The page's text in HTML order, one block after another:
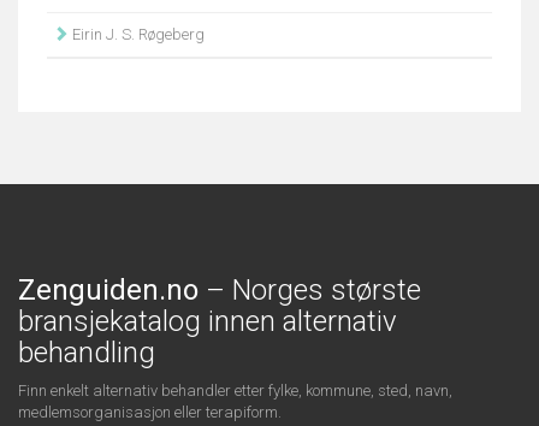
Eirin J. S. Røgeberg
Zenguiden.no – Norges største
bransjekatalog innen alternativ
behandling
Finn enkelt alternativ behandler etter fylke, kommune, sted, navn,
medlemsorganisasjon eller terapiform.